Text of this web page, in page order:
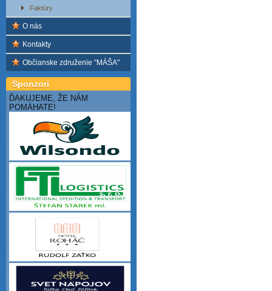
Faktúry
O nás
Kontakty
Občianske združenie "MÁŠA"
Sponzori
ĎAKUJEME, ŽE NÁM
POMÁHATE!